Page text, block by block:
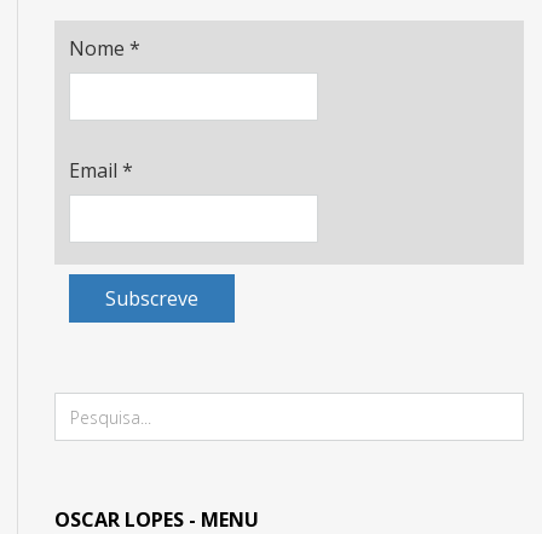
Nome *
Email *
Subscreve
OSCAR LOPES - MENU